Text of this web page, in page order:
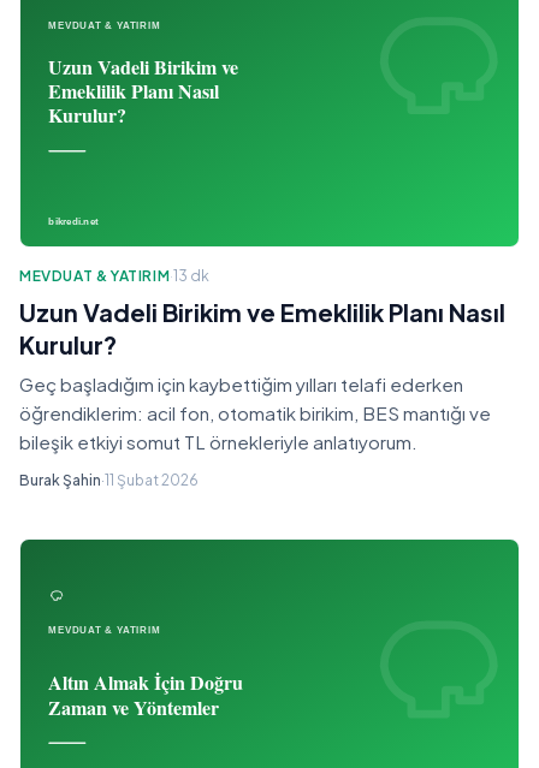
MEVDUAT & YATIRIM·13 dk
Uzun Vadeli Birikim ve Emeklilik Planı Nasıl
Kurulur?
Geç başladığım için kaybettiğim yılları telafi ederken
öğrendiklerim: acil fon, otomatik birikim, BES mantığı ve
bileşik etkiyi somut TL örnekleriyle anlatıyorum.
Burak Şahin·11 Şubat 2026